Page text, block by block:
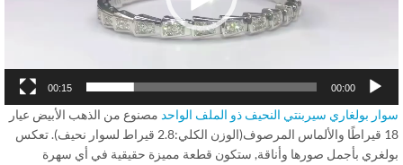
00:00
00:15
بولغاري سيربنتي النحيف ذو الملف الواحدمصنوع من الذهب الأبيض عيار
18 قيراطًا والألماس المرصوف(الوزن الكلي:2.8 قيراط لسوار نحيف). تعكس
بأجمل صورها وأناقة, ستكون قطعة مميزة حقيقية في أي سهرة